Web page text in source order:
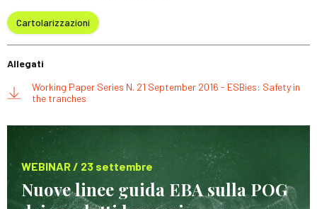
Cartolarizzazioni
Allegati
Working Paper Series N. 21 September 2016 - ESBies: Safety in
the tranches
WEBINAR / 23 settembre
Nuove linee guida EBA sulla POG